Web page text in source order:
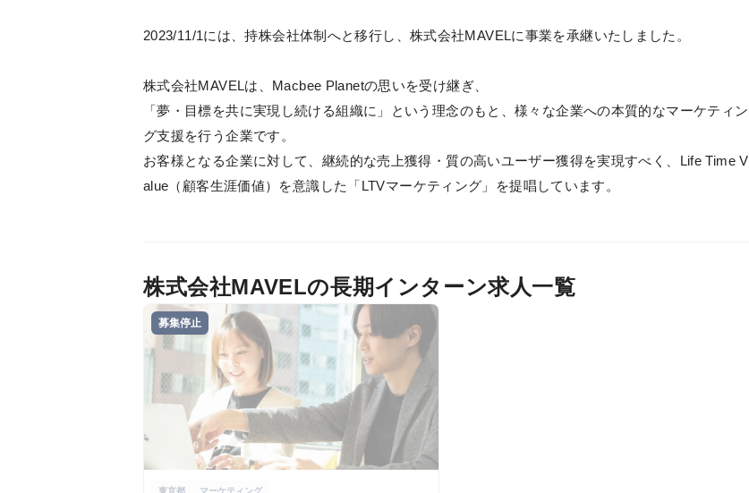
2023/11/1には、持株会社体制へと移行し、株式会社MAVELに事業を承継いたしました。
株式会社MAVELは、Macbee Planetの思いを受け継ぎ、
「夢・目標を共に実現し続ける組織に」という理念のもと、様々な企業への本質的なマーケティン
グ支援を行う企業です。
お客様となる企業に対して、継続的な売上獲得・質の高いユーザー獲得を実現すべく、Life Time V
alue（顧客生涯価値）を意識した「LTVマーケティング」を提唱しています。
株式会社MAVELの長期インターン求人一覧
募集停止
東京都 マーケティング